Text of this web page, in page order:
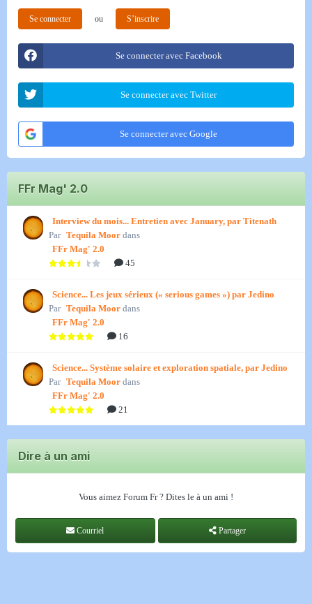
Se connecter ou S’inscrire
Se connecter avec Facebook
Se connecter avec Twitter
Se connecter avec Google
FFr Mag' 2.0
Interview du mois... Entretien avec January, par Titenath
Par Tequila Moor dans
FFr Mag' 2.0
45
Science... Les jeux sérieux (« serious games ») par Jedino
Par Tequila Moor dans
FFr Mag' 2.0
16
Science... Système solaire et exploration spatiale, par Jedino
Par Tequila Moor dans
FFr Mag' 2.0
21
Dire à un ami
Vous aimez Forum Fr ? Dites le à un ami !
Courriel Partager